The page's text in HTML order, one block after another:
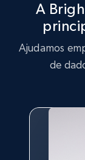
TikTok -
Account id,
Like
A
Ajudamos
de